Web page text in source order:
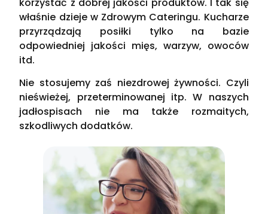
właśnie dzieje w Zdrowym Cateringu. Kucharze
przyrządzają posiłki tylko na bazie
odpowiedniej jakości mięs, warzyw, owoców
itd.
Nie stosujemy zaś niezdrowej żywności. Czyli
nieświeżej, przeterminowanej itp. W naszych
jadłospisach nie ma także rozmaitych,
szkodliwych dodatków.